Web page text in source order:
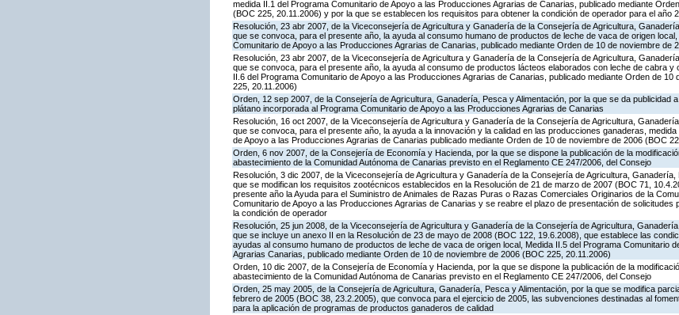
medida II.1 del Programa Comunitario de Apoyo a las Producciones Agrarias de Canarias, publicado mediante
(BOC 225, 20.11.2006) y por la que se establecen los requisitos para obtener la condición de operador para el año
Resolución, 23 abr 2007, de la Viceconsejería de Agricultura y Ganadería de la Consejería de Agricultura,
que se convoca, para el presente año, la ayuda al consumo humano de productos de leche de vaca de origen
Comunitario de Apoyo a las Producciones Agrarias de Canarias, publicado mediante Orden de 10 de noviembre de
Resolución, 23 abr 2007, de la Viceconsejería de Agricultura y Ganadería de la Consejería de Agricultura,
que se convoca, para el presente año, la ayuda al consumo de productos lácteos elaborados con leche de cabra y
II.6 del Programa Comunitario de Apoyo a las Producciones Agrarias de Canarias, publicado mediante Orden de 10
225, 20.11.2006)
Orden, 12 sep 2007, de la Consejería de Agricultura, Ganadería, Pesca y Alimentación, por la que se da publicidad
plátano incorporada al Programa Comunitario de Apoyo a las Producciones Agrarias de Canarias
Resolución, 16 oct 2007, de la Viceconsejería de Agricultura y Ganadería de la Consejería de Agricultura,
que se convoca, para el presente año, la ayuda a la innovación y la calidad en las producciones ganaderas,
de Apoyo a las Producciones Agrarias de Canarias publicado mediante Orden de 10 de noviembre de 2006 (BOC
Orden, 6 nov 2007, de la Consejería de Economía y Hacienda, por la que se dispone la publicación de la
abastecimiento de la Comunidad Autónoma de Canarias previsto en el Reglamento CE 247/2006, del Consejo
Resolución, 3 dic 2007, de la Viceconsejería de Agricultura y Ganadería de la Consejería de Agricultura, Ganadería,
que se modifican los requisitos zootécnicos establecidos en la Resolución de 21 de marzo de 2007 (BOC 71,
presente año la Ayuda para el Suministro de Animales de Razas Puras o Razas Comerciales Originarios de la
Comunitario de Apoyo a las Producciones Agrarias de Canarias y se reabre el plazo de presentación de solicitudes
la condición de operador
Resolución, 25 jun 2008, de la Viceconsejería de Agricultura y Ganadería de la Consejería de Agricultura,
que se incluye un anexo II en la Resolución de 23 de mayo de 2008 (BOC 122, 19.6.2008), que establece las
ayudas al consumo humano de productos de leche de vaca de origen local, Medida II.5 del Programa Comunitario
Agrarias Canarias, publicado mediante Orden de 10 de noviembre de 2006 (BOC 225, 20.11.2006)
Orden, 10 dic 2007, de la Consejería de Economía y Hacienda, por la que se dispone la publicación de la
abastecimiento de la Comunidad Autónoma de Canarias previsto en el Reglamento CE 247/2006, del Consejo
Orden, 25 may 2005, de la Consejería de Agricultura, Ganadería, Pesca y Alimentación, por la que se modifica
febrero de 2005 (BOC 38, 23.2.2005), que convoca para el ejercicio de 2005, las subvenciones destinadas al
para la aplicación de programas de productos ganaderos de calidad